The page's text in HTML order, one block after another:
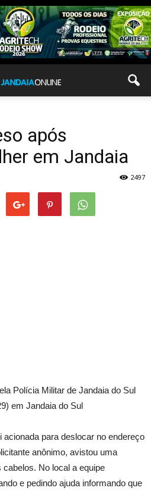
após
em Jandaia
2497
Polícia Militar de Jandaia do Sul
em Jandaia do Sul
para deslocar no endereço
anônimo, avistou uma
cabelos. No local a equipe
e pedindo ajuda informando que